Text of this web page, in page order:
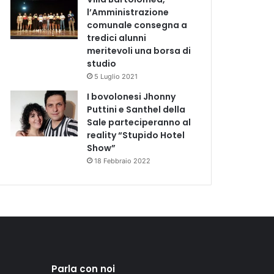
l’Amministrazione
comunale consegna a
tredici alunni
meritevoli una borsa di
studio
5 Luglio 2021
I bovolonesi Jhonny
Puttini e Santhel della
Sale parteciperanno al
reality “Stupido Hotel
Show”
18 Febbraio 2022
Parla con noi